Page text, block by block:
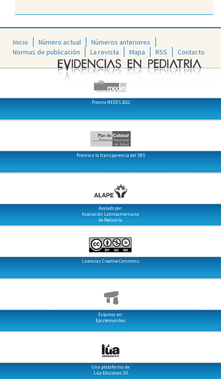
Inicio Número actual
Números anteriores
Normas de publicación
La revista Mapa RSS Contacto
Premio MEDES 2012
Premio a la transparencia del SNS
Avalado por:
Asociación Latinoamericana
de Pediatría
Licencias Creative Commons
Estamos en:
Epistemonikos
Una plataforma de:
Lúa Ediciones 3.0